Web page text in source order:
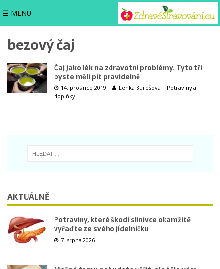
☰ MENU
bezový čaj
Čaj jako lék na zdravotní problémy. Tyto tři
byste měli pít pravidelně
14. prosince 2019 Lenka Burešová
Potraviny a
doplňky
AKTUÁLNĚ
Potraviny, které škodí slinivce okamžitě
vyřaďte ze svého jídelníčku
7. srpna 2026